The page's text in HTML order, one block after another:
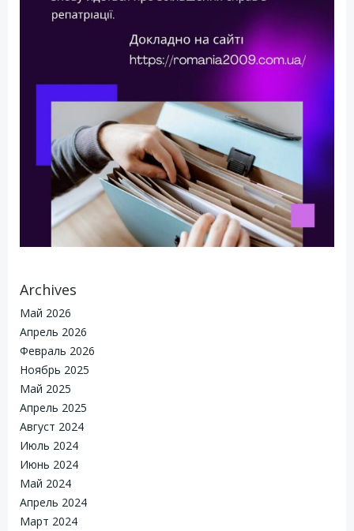
Archives
Май 2026
Апрель 2026
Февраль 2026
Ноябрь 2025
Май 2025
Апрель 2025
Август 2024
Июль 2024
Июнь 2024
Май 2024
Апрель 2024
Март 2024